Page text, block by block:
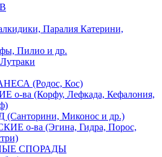
Паралия Катерини,
Пилио и др.
(Родос, Кос)
ва (Корфу, Лефкада, Кефалония,
Миконос и др.)
о-ва (Эгина, Гидра, Порос,
СПОРАДЫ